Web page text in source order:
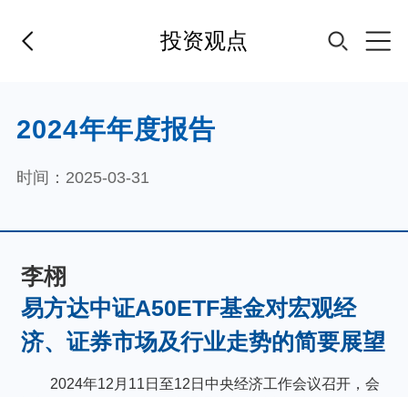
投资观点
基金经理
基金产品
指数专区
FOF
2024年年度报告
时间：2025-03-31
李栩
易方达中证A50ETF基金对宏观经
济、证券市场及行业走势的简要展望
2024年12月11日至12日中央经济工作会议召开，会